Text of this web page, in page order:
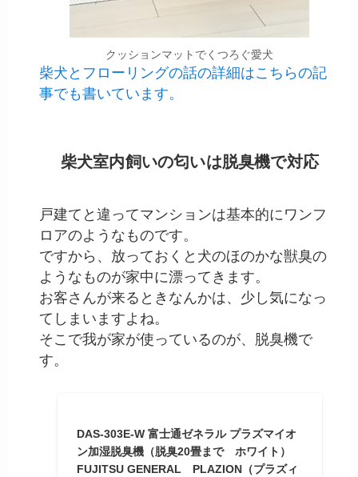
クッションマットでくつろぐ愛犬
柴犬とフローリングの話の詳細はこちらの記
事でも書いています。
柴犬室内飼いの匂いは脱臭機で対応
戸建てと違ってマンションは基本的にワンフ
ロアのようなものです。
ですから、放っておくと犬のほのかな獣臭の
ようなものが家中に漂ってきます。
お客さんが来るときなんかは、少し気になっ
てしまいますよね。
そこで我が家が使っているのが、脱臭機で
す。
DAS-303E-W 富士通ゼネラル プラズマイオ
ン加湿脱臭機（脱臭20畳まで ホワイト）
FUJITSU GENERAL PLAZION（プラズィ